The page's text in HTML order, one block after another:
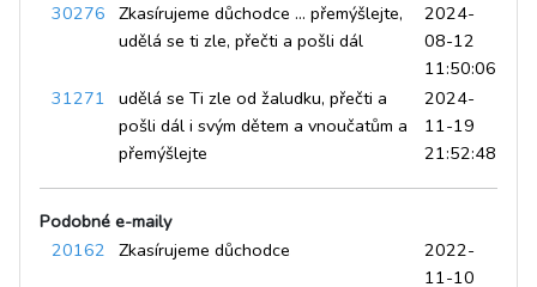
30276 Zkasírujeme důchodce ... přemýšlejte,
udělá se ti zle, přečti a pošli dál
2024-
08-12
11:50:06
31271 udělá se Ti zle od žaludku, přečti a
pošli dál i svým dětem a vnoučatům a
přemýšlejte
2024-
11-19
21:52:48
Podobné e-maily
20162 Zkasírujeme důchodce
2022-
11-10